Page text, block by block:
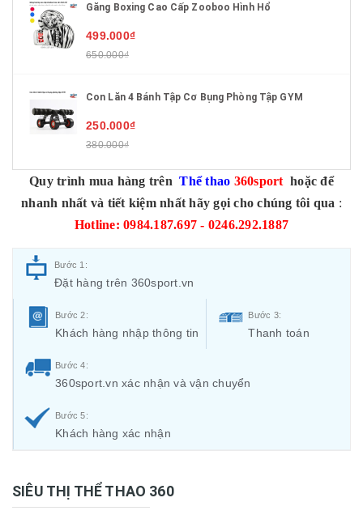
Găng Boxing Cao Cấp Zooboo Hình Hổ
499.000₫
650.000₫
Con Lăn 4 Bánh Tập Cơ Bụng Phòng Tập GYM
250.000₫
380.000₫
Quy trình mua hàng trên Thể thao 360sport hoặc để
nhanh nhất và tiết kiệm nhất hãy gọi cho chúng tôi qua :
Hotline: 0984.187.697 - 0246.292.1887
Bước 1:
Đặt hàng trên 360sport.vn
Bước 2:
Khách hàng nhập thông tin
Bước 3:
Thanh toán
Bước 4:
360sport.vn xác nhận và vận chuyển
Bước 5:
Khách hàng xác nhận
SIÊU THỊ THỂ THAO 360